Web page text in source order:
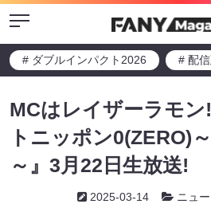
Menu
# ダブルインパクト2026 # 配
MCはレイザーラモン
トニッポン0(ZERO)
～』3月22日生放送!
2025-03-14 ニュ